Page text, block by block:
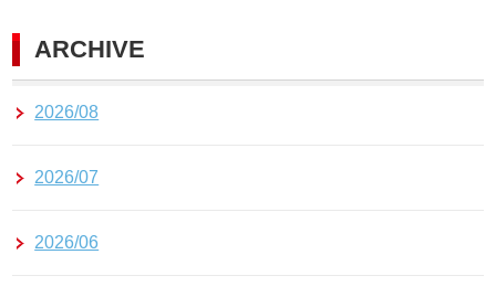
ARCHIVE
2026/08
2026/07
2026/06